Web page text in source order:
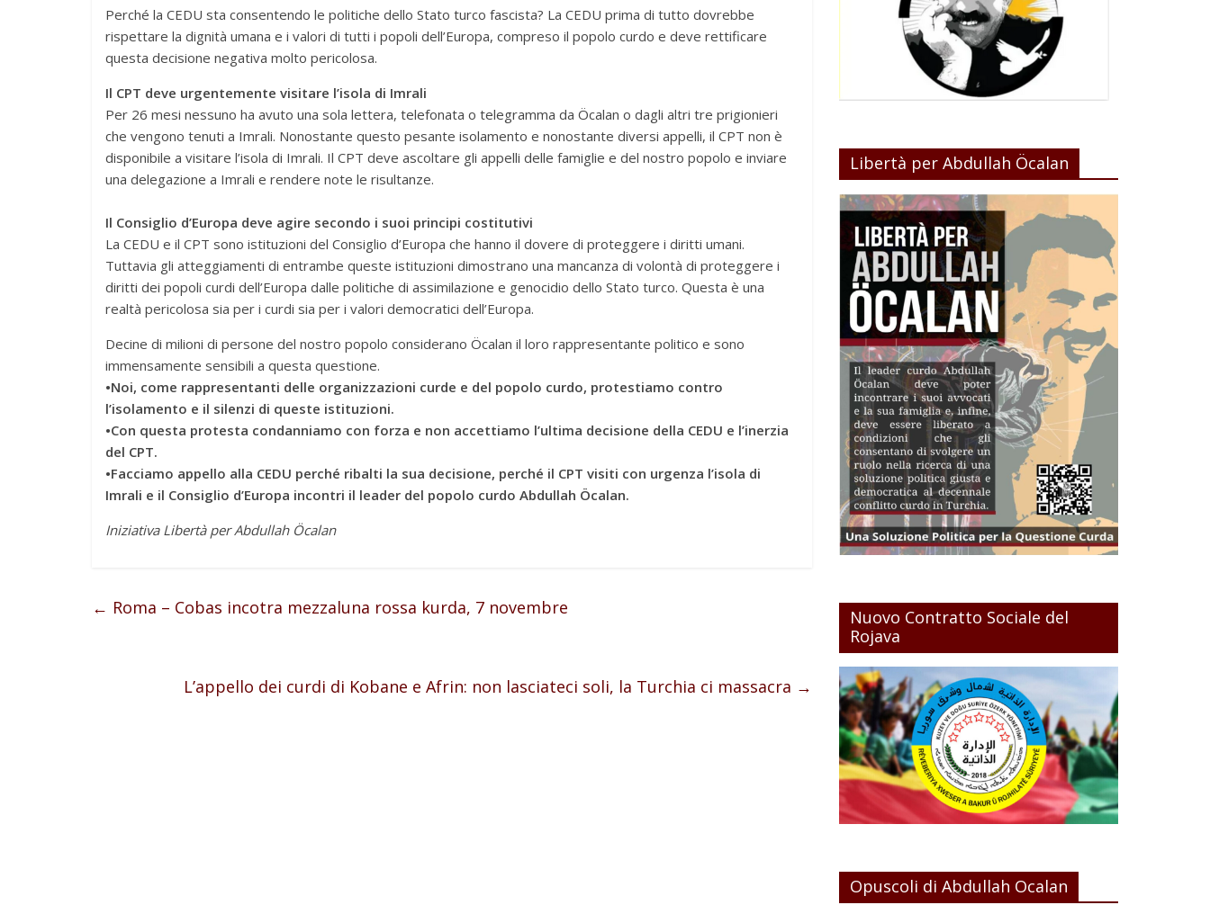
Perché la CEDU sta consentendo le politiche dello Stato turco fascista? La CEDU prima di tutto dovrebbe
rispettare la dignità umana e i valori di tutti i popoli dell’Europa, compreso il popolo curdo e deve rettificare
questa decisione negativa molto pericolosa.
Il CPT deve urgentemente visitare l’isola di Imrali
Per 26 mesi nessuno ha avuto una sola lettera, telefonata o telegramma da Öcalan o dagli altri tre prigionieri
che vengono tenuti a Imrali. Nonostante questo pesante isolamento e nonostante diversi appelli, il CPT non è
disponibile a visitare l’isola di Imrali. Il CPT deve ascoltare gli appelli delle famiglie e del nostro popolo e inviare
una delegazione a Imrali e rendere note le risultanze.
Il Consiglio d’Europa deve agire secondo i suoi principi costitutivi
La CEDU e il CPT sono istituzioni del Consiglio d’Europa che hanno il dovere di proteggere i diritti umani.
Tuttavia gli atteggiamenti di entrambe queste istituzioni dimostrano una mancanza di volontà di proteggere i
diritti dei popoli curdi dell’Europa dalle politiche di assimilazione e genocidio dello Stato turco. Questa è una
realtà pericolosa sia per i curdi sia per i valori democratici dell’Europa.
Decine di milioni di persone del nostro popolo considerano Öcalan il loro rappresentante politico e sono
immensamente sensibili a questa questione.
•Noi, come rappresentanti delle organizzazioni curde e del popolo curdo, protestiamo contro
l’isolamento e il silenzi di queste istituzioni.
•Con questa protesta condanniamo con forza e non accettiamo l’ultima decisione della CEDU e l’inerzia
del CPT.
•Facciamo appello alla CEDU perché ribalti la sua decisione, perché il CPT visiti con urgenza l’isola di
Imrali e il Consiglio d’Europa incontri il leader del popolo curdo Abdullah Öcalan.
Iniziativa Libertà per Abdullah Öcalan
← Roma – Cobas incotra mezzaluna rossa kurda, 7 novembre
L’appello dei curdi di Kobane e Afrin: non lasciateci soli, la Turchia ci massacra →
Libertà per Abdullah Öcalan
Nuovo Contratto Sociale del
Rojava
Opuscoli di Abdullah Ocalan